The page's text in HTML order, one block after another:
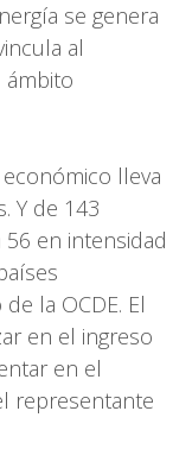
se genera
al
lleva
Y de 143
56 en intensidad
la OCDE. El
en el ingreso
en el
representante